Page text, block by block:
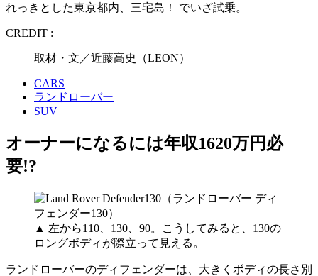
れっきとした東京都内、三宅島！ でいざ試乗。
CREDIT :
取材・文／近藤高史（LEON）
CARS
ランドローバー
SUV
オーナーになるには年収1620万円必
要!?
▲ 左から110、130、90。こうしてみると、130の
ロングボディが際立って見える。
ランドローバーのディフェンダーは、大きくボディの長さ別